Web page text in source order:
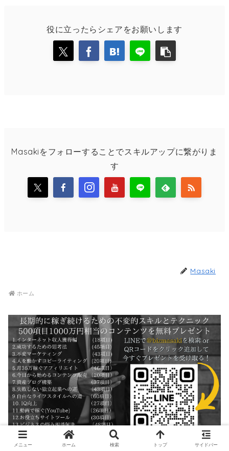
役に立ったらシェアをお願いします
Masakiをフォローすることでスキルアップに繋がりま
す
Masaki
ホーム
メニュー ホーム 検索 トップ サイドバー